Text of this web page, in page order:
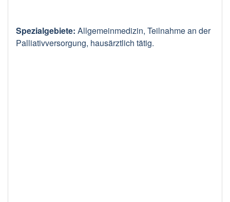
Spezialgebiete: Allgemeinmedizin, Teilnahme an der
Palliativversorgung, hausärztlich tätig.